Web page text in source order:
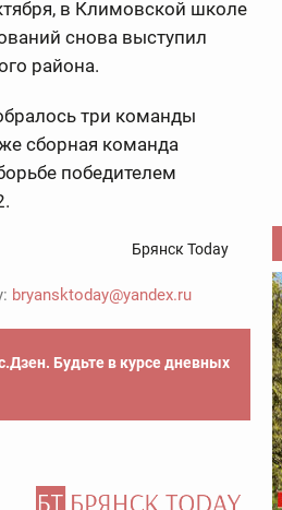
в Климовской школе
снова выступил
района.
три команды
сборная команда
победителем
Брянск Today
bryansktoday@yandex.ru
Будьте в курсе дневных